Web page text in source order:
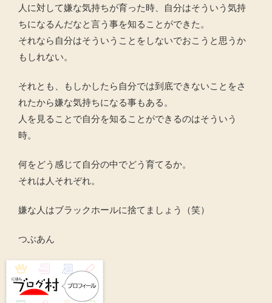
人に対して嫌な気持ちが育った時、自分はそういう気持
ちになるんだなと言う事を知ることができた。
それなら自分はそういうことをしないでおこうと思うか
もしれない。
それとも、もしかしたら自分では到底できないことをさ
れたから嫌な気持ちになる事もある。
人を見ることで自分を知ることができるのはそういう
時。
何をどう感じて自分の中でどう育てるか。
それは人それぞれ。
嫌な人はブラックホールに捨てましょう（笑）
つぶあん